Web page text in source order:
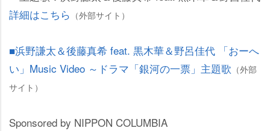
詳細はこちら （外部サイト）
■浜野謙太＆後藤真希 feat. 黒木華＆野呂佳代 「おーへ
い」Music Video ～ドラマ「銀河の一票」主題歌 （外部
サイト）
Sponsored by NIPPON COLUMBIA